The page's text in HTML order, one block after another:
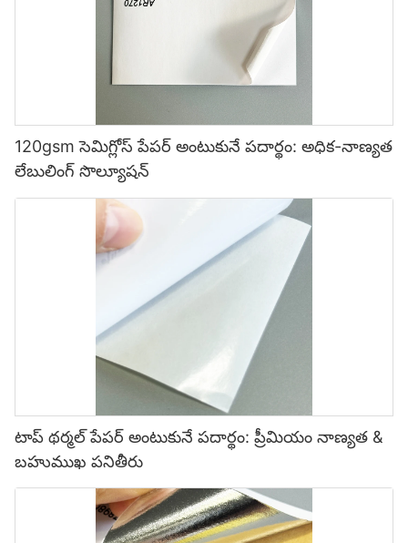
120gsm సెమిగ్లోస్ పేపర్ అంటుకునే పదార్థం: అధిక-నాణ్యత
లేబులింగ్ సొల్యూషన్
టాప్ థర్మల్ పేపర్ అంటుకునే పదార్థం: ప్రీమియం నాణ్యత &
బహుముఖ పనితీరు